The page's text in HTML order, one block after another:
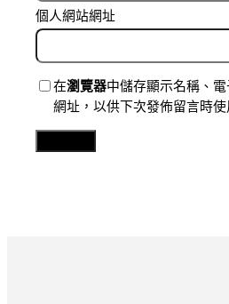
個人網站網址
在瀏覽器中儲存顯示名稱、
網址，以供下次發佈留言時使